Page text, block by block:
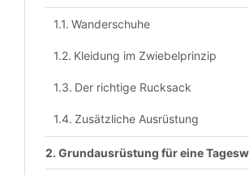
Wanderschuhe
Kleidung im Zwiebelprinzip
Der richtige Rucksack
Zusätzliche Ausrüstung
Grundausrüstung für eine